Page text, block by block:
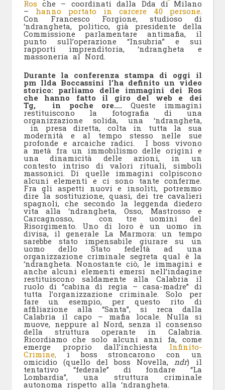
Ros che – coordinati dalla Dda di Milano
– hanno portato in carcere 40 persone.
Con Francesco Forgione, studioso di
‘ndrangheta, politico, già presidente della
Commissione parlamentare antimafia, il
punto sull’operazione “Insubria” e sui
rapporti imprenditoria, ‘ndrangheta e
massoneria al Nord.
Durante la conferenza stampa di oggi il
pm Ilda Boccassini l’ha definito un video
storico: parliamo delle immagini dei Ros
che hanno fatto il giro del web e dei
Tg, in poche ore…. Queste immagini
restituiscono la fotografia di una
organizzazione solida, una ‘ndrangheta,
in presa diretta, colta in tutta la sua
modernità e al tempo stesso nelle sue
profonde e arcaiche radici. I boss vivono
a metà fra un immobilismo delle origini e
una dinamicità delle azioni, in un
contesto intriso di valori rituali, simboli
massonici. Di quelle immagini colpiscono
alcuni elementi e ci sono tante conferme.
Fra gli aspetti nuovi e insoliti, potremmo
dire la sostituzione, quasi, dei tre cavalieri
spagnoli, che secondo la leggenda diedero
vita alla ‘ndrangheta, Osso, Mastrosso e
Carcagnosso, con tre uomini del
Risorgimento. Uno di loro è un uomo in
divisa, il generale La Marmora: un tempo
sarebbe stato impensabile giurare su un
uomo dello Stato fedeltà ad una
organizzazione criminale segreta qual è la
‘ndrangheta. Nonostante ciò, le immagini e
anche alcuni elementi emersi nell’indagine
restituiscono saldamente alla Calabria il
ruolo di “cabina di regia – casa-madre” di
tutta l’organizzazione criminale. Solo per
fare un esempio, per questo rito di
affiliazione alla “Santa”, si reca dalla
Calabria il capo – mafia locale. Nulla si
muove, neppure al Nord, senza il consenso
della struttura operante in Calabria.
Ricordiamo che solo alcuni anni fa, come
emerge proprio dall’inchiesta Infinito-
Crimine,i boss stroncarono con un
omicidio (quello del boss Novella,ndr) il
tentativo “federale” di fondare “La
Lombardia”, una struttura criminale
autonoma rispetto alla ‘ndrangheta.